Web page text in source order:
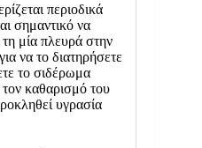
περιοδικά
σημαντικό να
μία πλευρά στην
να το διατηρήσετε
το σιδέρωμα
καθαρισμό του
υγρασία